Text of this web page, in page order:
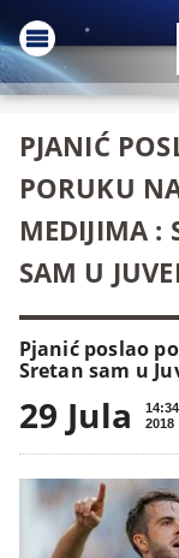
PJANIĆ
PORUKU
MEDIJIMA :
SAM U
Pjanić poslao
Sretan sam u
29 Jula
14:34
2018